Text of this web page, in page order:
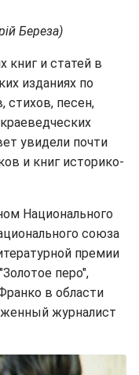
Береза)
книг и статей в
изданиях по
стихов, песен,
увидели почти
и книг историко-
Национального
союза
премии
перо",
в области
журналист